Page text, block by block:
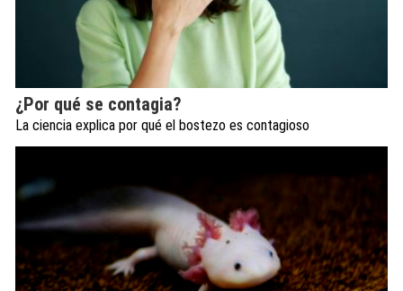
¿Por qué se contagia?
La ciencia explica por qué el bostezo es contagioso